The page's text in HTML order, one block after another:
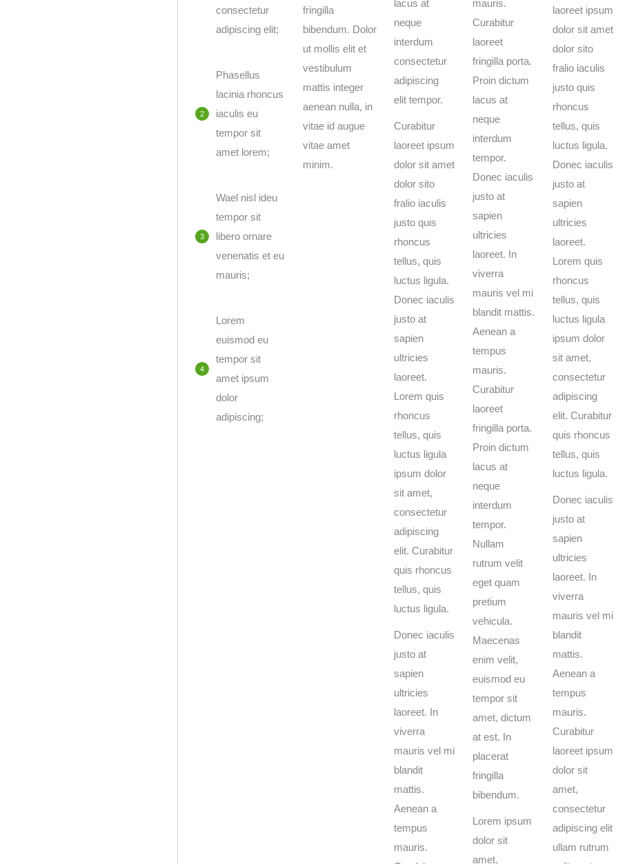
consectetur
adipiscing elit;
Phasellus
lacinia rhoncus
iaculis eu
tempor sit
amet lorem;
Wael nisl ideu
tempor sit
libero ornare
venenatis et eu
mauris;
Lorem
euismod eu
tempor sit
amet ipsum
dolor
adipiscing;
fringilla
bibendum. Dolor
ut mollis elit et
vestibulum
mattis integer
aenean nulla, in
vitae id augue
vitae amet
minim.
lacus at
neque
interdum
consectetur
adipiscing
elit tempor.
Curabitur
laoreet ipsum
dolor sit amet
dolor sito
fralio iaculis
justo quis
rhoncus
tellus, quis
luctus ligula.
Donec iaculis
justo at
sapien
ultricies
laoreet.
Lorem quis
rhoncus
tellus, quis
luctus ligula
ipsum dolor
sit amet,
consectetur
adipiscing
elit. Curabitur
quis rhoncus
tellus, quis
luctus ligula.
Donec iaculis
justo at
sapien
ultricies
laoreet. In
viverra
mauris vel mi
blandit
mattis.
Aenean a
tempus
mauris.
mauris.
Curabitur
laoreet
fringilla porta.
Proin dictum
lacus at
neque
interdum
tempor.
Donec iaculis
justo at
sapien
ultricies
laoreet. In
viverra
mauris vel mi
blandit mattis.
Aenean a
tempus
mauris.
Curabitur
laoreet
fringilla porta.
Proin dictum
lacus at
neque
interdum
tempor.
Nullam
rutrum velit
eget quam
pretium
vehicula.
Maecenas
enim velit,
euismod eu
tempor sit
amet, dictum
at est. In
placerat
fringilla
bibendum.
Lorem ipsum
dolor sit
amet,
laoreet ipsum
dolor sit amet
dolor sito
fralio iaculis
justo quis
rhoncus
tellus, quis
luctus ligula.
Donec iaculis
justo at
sapien
ultricies
laoreet.
Lorem quis
rhoncus
tellus, quis
luctus ligula
ipsum dolor
sit amet,
consectetur
adipiscing
elit. Curabitur
quis rhoncus
tellus, quis
luctus ligula.
Donec iaculis
justo at
sapien
ultricies
laoreet. In
viverra
mauris vel mi
blandit
mattis.
Aenean a
tempus
mauris.
Curabitur
laoreet ipsum
dolor sit
amet,
consectetur
adipiscing elit
ullam rutrum